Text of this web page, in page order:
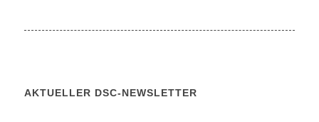
AKTUELLER DSC-NEWSLETTER